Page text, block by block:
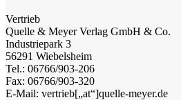
Vertrieb
Quelle & Meyer Verlag GmbH & Co.
Industriepark 3
56291 Wiebelsheim
Tel.: 06766/903-206
Fax: 06766/903-320
E-Mail: vertrieb[„at“]quelle-meyer.de